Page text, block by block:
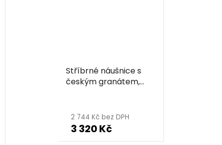
Stříbrné náušnice s
českým granátem,
2 744 Kč bez DPH
3 320 Kč